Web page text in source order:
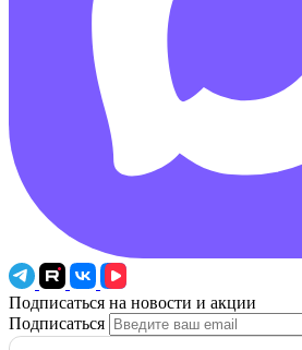
Подписаться на новости и акции
Подписаться